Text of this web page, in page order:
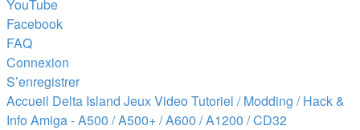
YouTube
Facebook
FAQ
Connexion
S’enregistrer
Accueil Delta Island Jeux Video Tutoriel / Modding / Hack &
Info Amiga - A500 / A500+ / A600 / A1200 / CD32